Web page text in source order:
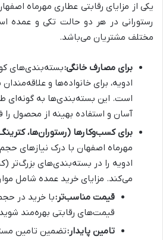
یکی از مزایای رقابتی عطاری مهرماه
رستورانی در هر دو حالت تکی و عمده
مختلف مشتریان می‌باشد.
برای مصارف خانگی:بسته‌بندی‌های
ادویه، برای خانواده‌ها و
است. این بسته‌بندی‌ها به گونه‌ای
آسان و استفاده بهینه از محصول را
برای کسب‌وکارها (رستوران‌ها،
مهرماه اصفهان با درک نیازهای
ادویه را در بسته‌بندی‌های بزرگ‌تر
می‌کند. مزایای خرید عمده شامل
قیمت مناسب‌تر:با خرید در
قیمت‌های رقابتی بهره‌مند
تامین پایدار:تضمین تامین